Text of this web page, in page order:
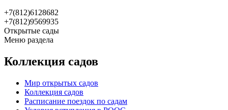
+7(812)6128682
+7(812)9569935
Открытые сады
Меню раздела
Коллекция садов
Мир открытых садов
Коллекция садов
Расписание поездок по садам